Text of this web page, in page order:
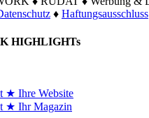
♦ Haftungsausschluss
HIGHLIGHTs
★ Ihre Website
★ Ihr Magazin